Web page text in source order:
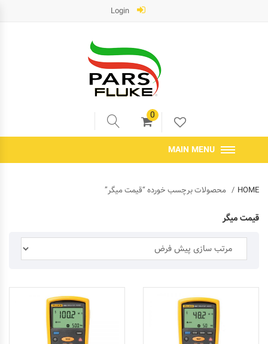
0
MAIN MENU
HOME محصولات برچسب خورده “قیمت میگر”
قیمت میگر